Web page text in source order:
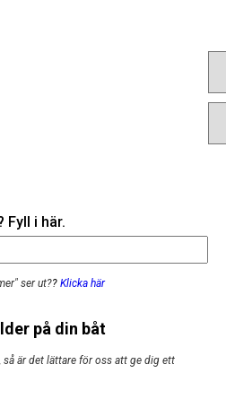
Fyll i här.
ser ut?? Klicka här
på din båt
så är det lättare för oss att ge dig ett